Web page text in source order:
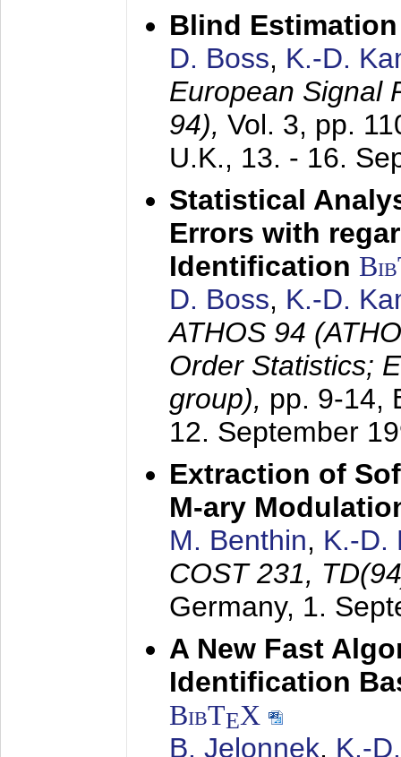
Blind
D. Boss, K.-D.
European Signal
94), Vol. 3, pp.
U.K., 13. - 16.
Statistical
Errors with
Identification
D. Boss, K.-D.
ATHOS 94
Order Statistics;
group), pp. 9-14,
12. September
Extraction of
M-ary
M. Benthin, K.-D.
COST 231,
Germany, 1.
A New Fast
Identification
BibTEX
B. Jelonnek, K.-